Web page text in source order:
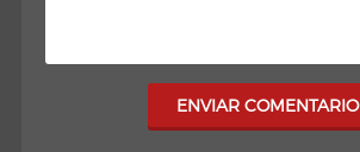
ENVIAR COMENTARIO